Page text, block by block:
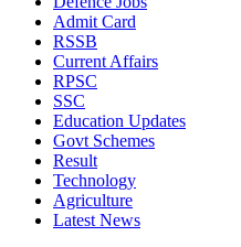
Admit Card
RSSB
Current Affairs
RPSC
SSC
Education Updates
Govt Schemes
Result
Technology
Agriculture
Latest News